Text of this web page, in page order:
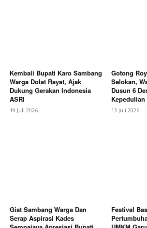
SUBSCRIBE NOW
Subscription Plans
Kembali Bupati Karo Sambang
Warga Dolat Rayat, Ajak
Dukung Gerakan Indonesia
ASRI
19 Juli 2026
Gotong
Selokan,
Dusun 6
13 Juli 2026
Giat Sambang Warga Dan
Serap Aspirasi Kades
Festival